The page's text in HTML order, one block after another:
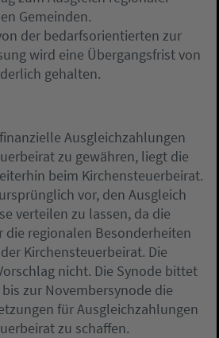
Gemeinden.
der bedarfsorientierten zur
wird eine Übergangsfrist von
gehalten.
Ausgleichzahlungen
zu gewähren, liegt die
beim Kirchensteuerbeirat.
vor, den Ausgleich
verteilen zu lassen, da die
die regionalen Besonderheiten
Kirchensteuerbeirat. Die
nicht. Die Synode bittet
zur Novembersynode die
für Ausgleichzahlungen
zu schaffen.